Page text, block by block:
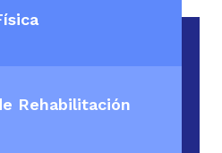
Rehabilitación